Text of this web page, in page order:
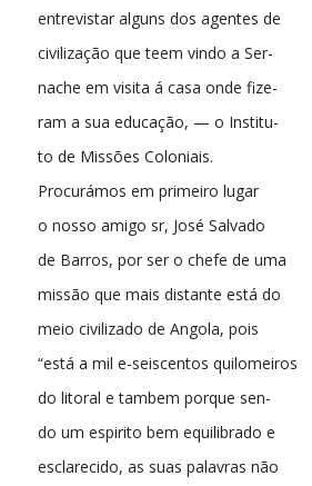
entrevistar alguns dos agentes de
civilização que teem vindo a Ser-
nache em visita á casa onde fize-
ram a sua educação, — o Institu-
to de Missões Coloniais.
Procurámos em primeiro lugar
o nosso amigo sr, José Salvado
de Barros, por ser o chefe de uma
missão que mais distante está do
meio civilizado de Angola, pois
“está a mil e-seiscentos quilomeiros
do litoral e tambem porque sen-
do um espirito bem equilibrado e
esclarecido, as suas palavras não